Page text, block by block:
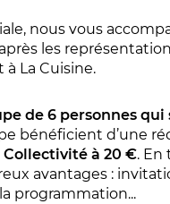
nous vous
les
à La Cuisine.
de 6 personnes qui
bénéficient d’une
à 20 €. En
avantages :
programmation...